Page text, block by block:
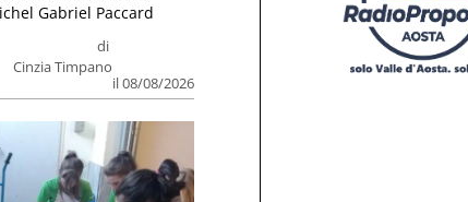
di
Cinzia Timpano
il 08/08/2026
Gabriel Paccard